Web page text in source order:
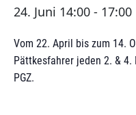
24. Juni 14:00 - 17:00
Vom 22. April bis zum 14.
Pättkesfahrer jeden 2. &
PGZ.